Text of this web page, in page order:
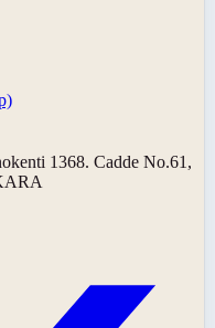
1368. Cadde No.61,